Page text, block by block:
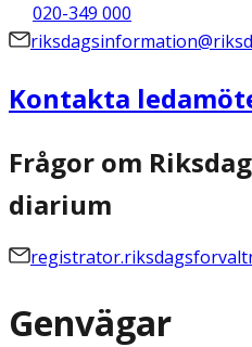
020-349 000
Kontakta
Frågor om
diarium
Genvägar